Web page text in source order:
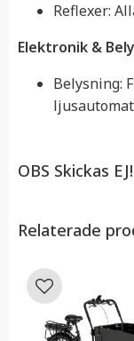
Reflexer:
Elektronik &
Belysning:
OBS Skickas EJ!
Relaterade
Lägg till i